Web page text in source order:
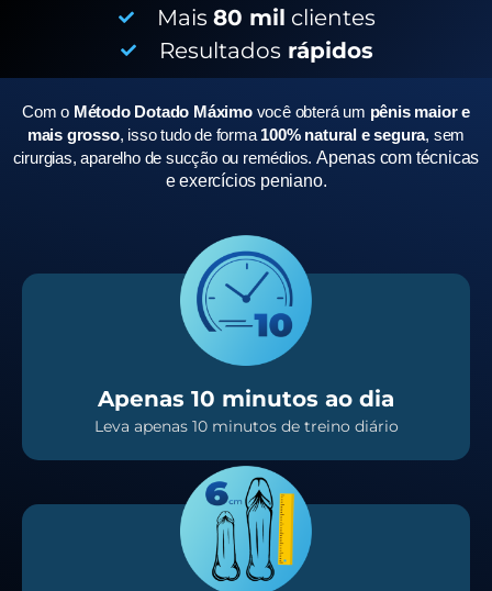
Mais 80 mil clientes
Resultados rápidos
Com o Método Dotado Máximo você obterá um pênis maior e
mais grosso, isso tudo de forma 100% natural e segura, sem
cirurgias, aparelho de sucção ou remédios.Apenas com técnicas
e exercícios peniano.
Apenas 10 minutos ao dia
Leva apenas 10 minutos de treino diário